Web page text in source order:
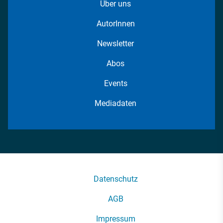
Über uns
AutorInnen
Newsletter
Abos
Events
Mediadaten
Datenschutz
AGB
Impressum